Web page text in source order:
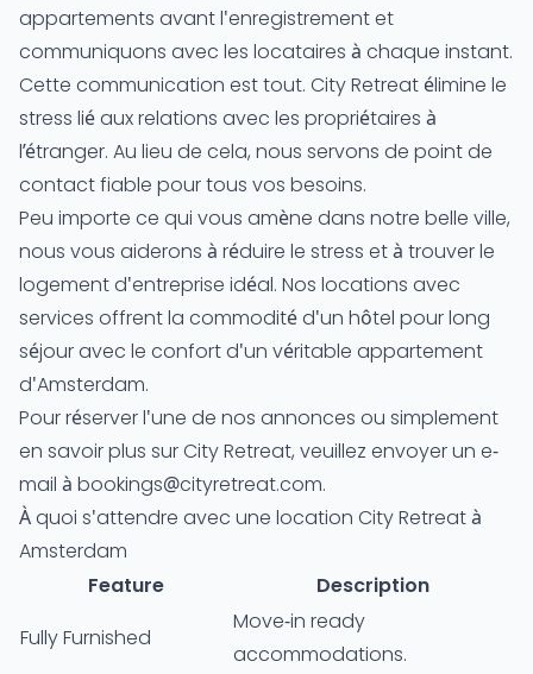
appartements avant l'enregistrement et
communiquons avec les locataires à chaque instant.
Cette communication est tout. City Retreat élimine le
stress lié aux relations avec les propriétaires à
l’étranger. Au lieu de cela, nous servons de point de
contact fiable pour tous vos besoins.
Peu importe ce qui vous amène dans notre belle ville,
nous vous aiderons à réduire le stress et à trouver le
logement d'entreprise idéal. Nos locations avec
services offrent la commodité d'un hôtel pour long
séjour avec le confort d'un véritable appartement
d'Amsterdam.
Pour réserver l'une de nos annonces ou simplement
en savoir plus sur City Retreat, veuillez envoyer un e-
mail à bookings@cityretreat.com.
À quoi s'attendre avec une location City Retreat à
Amsterdam
Feature
Description
Fully Furnished
Move-in ready
accommodations.